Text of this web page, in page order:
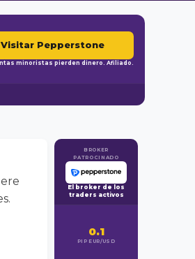
Visitar Pepperstone
minoristas pierden dinero. Afiliado.
BROKER
PATROCINADO
El broker de los
traders activos
0.1
PIP EUR/USD